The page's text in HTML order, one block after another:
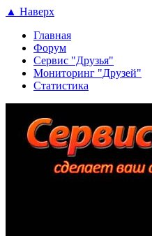
▲ Наверх
Главная
Форум
Сервис "Друзья"
Мониторинг "Друзей"
Статистика